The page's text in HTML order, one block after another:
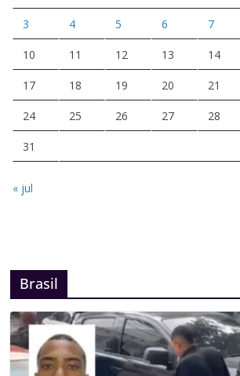
3 4 5 6 7
10 11 12 13 14
17 18 19 20 21
24 25 26 27 28
31
« jul
Brasil